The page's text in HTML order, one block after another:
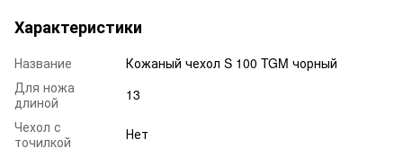
Характеристики
Название
Кожаный чехол S 100 TGM чорный
Для ножа
длиной
13
Чехол с
точилкой
Нет